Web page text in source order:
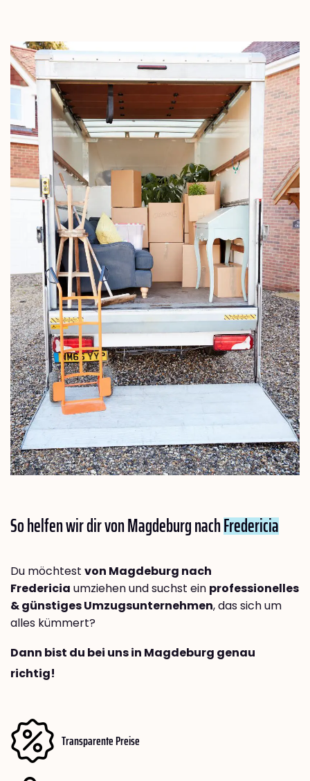
So helfen wir dir von Magdeburg nachFredericia
Du möchtest von Magdeburg nach
Fredericia umziehen und suchst ein professionelles
& günstiges Umzugsunternehmen, das sich um
alles kümmert?
Dann bist du bei uns in Magdeburg genau
richtig!
Transparente Preise